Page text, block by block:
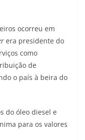
ocorreu em
era presidente do
como
de
o país à beira do
do óleo diesel e
para os valores